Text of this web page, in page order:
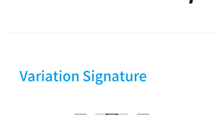
Variation Signature